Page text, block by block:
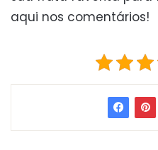
aqui nos comentários!